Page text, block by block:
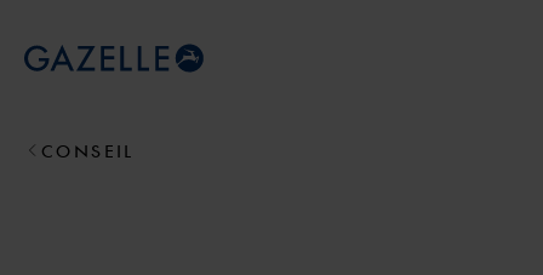
Royal Dutch Gazelle
CONSEIL